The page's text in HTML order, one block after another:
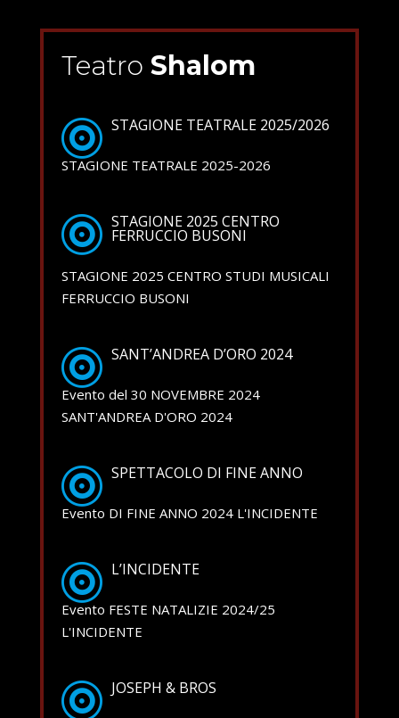
Teatro Shalom
STAGIONE TEATRALE 2025/2026
STAGIONE TEATRALE 2025-2026
STAGIONE 2025 CENTRO
FERRUCCIO BUSONI
STAGIONE 2025 CENTRO STUDI MUSICALI
FERRUCCIO BUSONI
SANT’ANDREA D’ORO 2024
Evento del 30 NOVEMBRE 2024
SANT'ANDREA D'ORO 2024
SPETTACOLO DI FINE ANNO
Evento DI FINE ANNO 2024 L'INCIDENTE
L’INCIDENTE
Evento FESTE NATALIZIE 2024/25
L'INCIDENTE
JOSEPH & BROS